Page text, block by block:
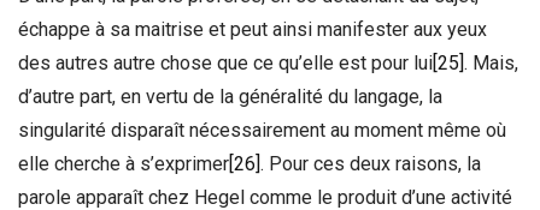
échappe à sa maitrise et peut ainsi manifester aux yeux
des autres autre chose que ce qu’elle est pour lui[25]. Mais,
d’autre part, en vertu de la généralité du langage, la
singularité disparaît nécessairement au moment même où
elle cherche à s’exprimer[26]. Pour ces deux raisons, la
parole apparaît chez Hegel comme le produit d’une activité